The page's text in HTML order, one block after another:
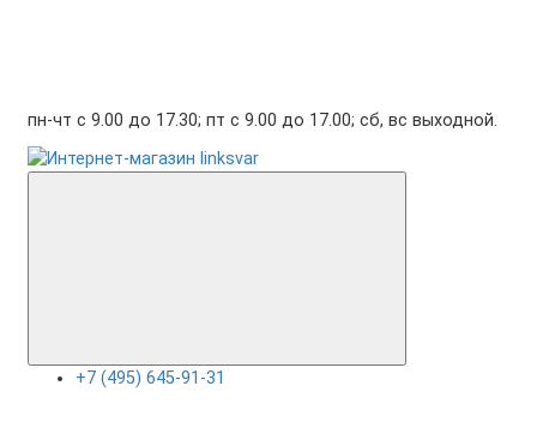
пн-чт с 9.00 до 17.30; пт с 9.00 до 17.00; сб, вс выходной.
+7 (495) 645-91-31